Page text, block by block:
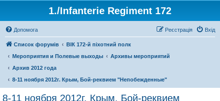
1./Infanterie Regiment 172
Допомога Вхід
Реєстрація
Список форумів
ВІК 172-й піхотний полк
Мероприятия и Полевые выходы
Архивы мероприятий
Архив 2012 года
8-11 ноября 2012г. Крым, Бой-реквием "Непобежденные"
8-11 ноября 2012г. Крым, Бой-реквием